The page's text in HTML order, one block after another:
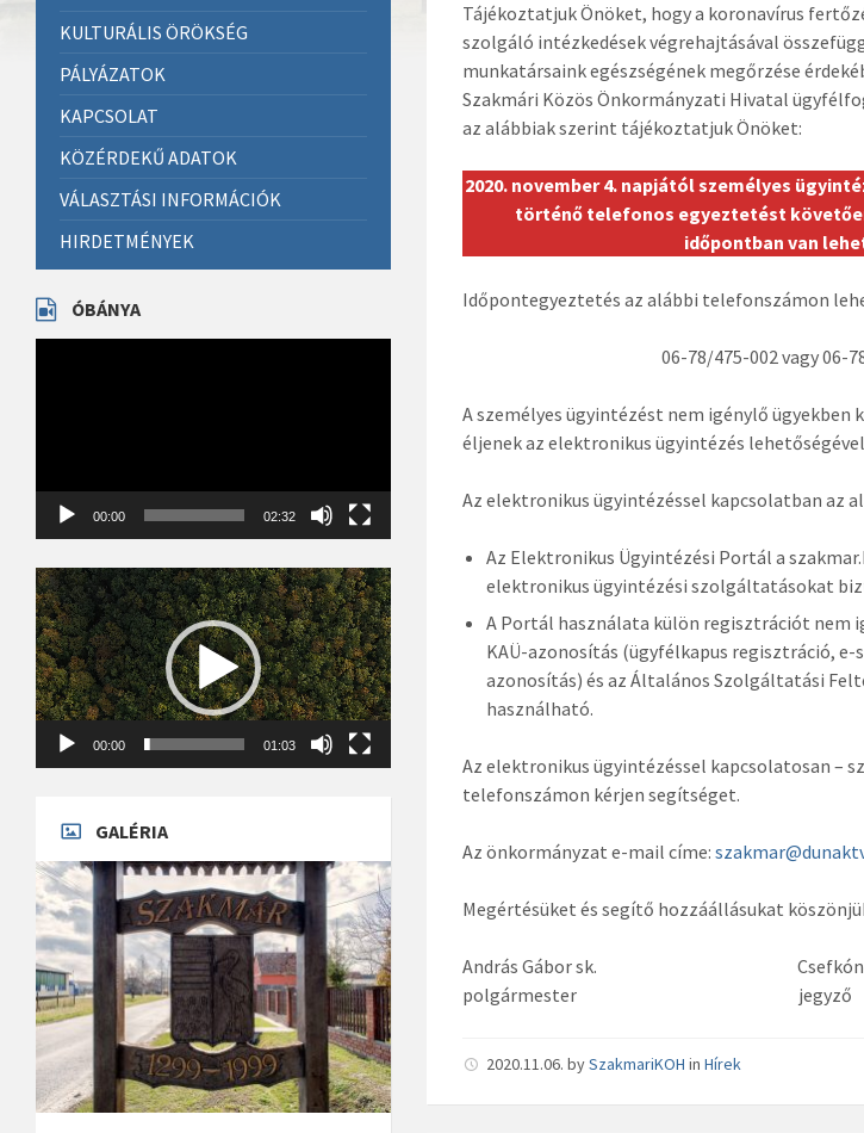
Tájékoztatjuk Önöket, hogy a koronavírus
szolgáló intézkedések végrehajtásával
munkatársaink egészségének megőrzése
Szakmári Közös Önkormányzati Hivatal
az alábbiak szerint tájékoztatjuk Önöket:
2020. november 4. napjától személyes
történő telefonos egyeztetést
időpontban van
Időpontegyeztetés az alábbi telefonszámon
06-78/475-002 vagy 06-
A személyes ügyintézést nem igénylő ügyekben
éljenek az elektronikus ügyintézés
Az elektronikus ügyintézéssel kapcsolatban az
Az Elektronikus Ügyintézési Portál a
elektronikus ügyintézési szolgáltatásokat
A Portál használata külön regisztrációt nem
KAÜ-azonosítás (ügyfélkapus regisztráció,
azonosítás) és az Általános Szolgáltatási
használható.
Az elektronikus ügyintézéssel kapcsolatosan –
telefonszámon kérjen segítséget.
Az önkormányzat e-mail címe:
Megértésüket és segítő hozzáállásukat
András Gábor sk. Csefkóné
polgármester jegyző
2020.11.06.bySzakmariKOH inHírek
KULTURÁLIS ÖRÖKSÉG
PÁLYÁZATOK
KAPCSOLAT
KÖZÉRDEKŰ ADATOK
VÁLASZTÁSI INFORMÁCIÓK
HIRDETMÉNYEK
ÓBÁNYA
00:00 02:32
Videólejátszó
00:00 01:03
GALÉRIA